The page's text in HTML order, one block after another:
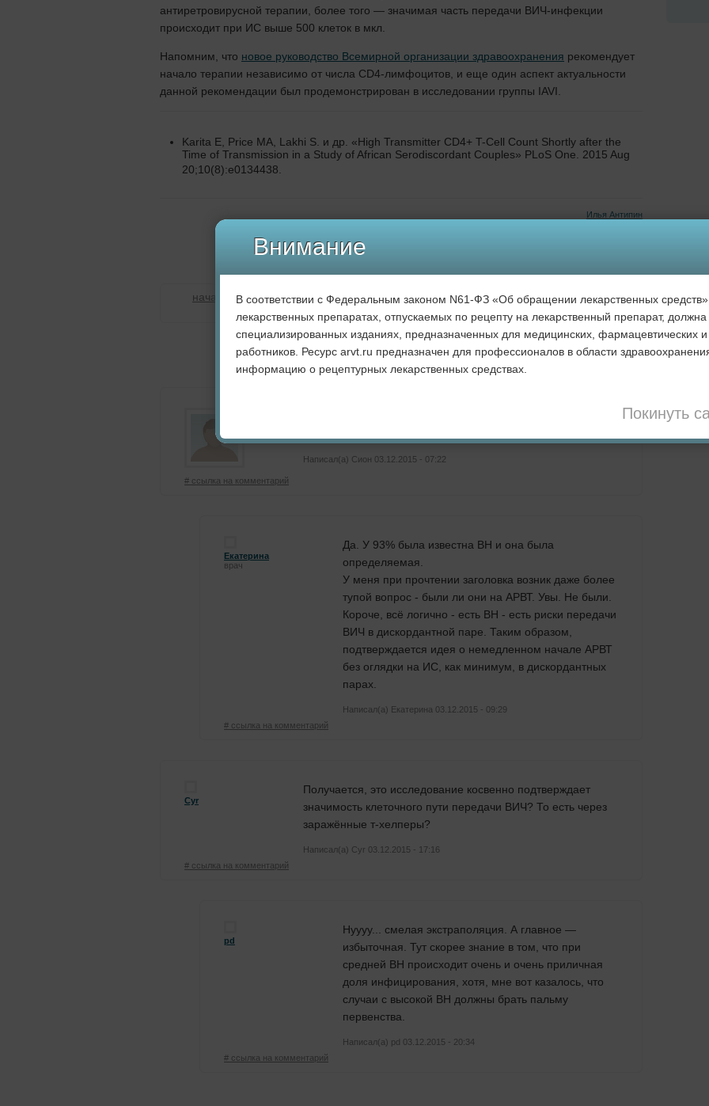
антиретровирусной терапии, более того — значимая часть передачи ВИЧ-инфекции
происходит при ИС выше 500 клеток в мкл.
Напомним, что новое руководство Всемирной организации здравоохранения рекомендует
начало терапии независимо от числа CD4-лимфоцитов, и еще один аспект актуальности
данной рекомендации был продемонстрирован в исследовании группы IAVI.
Karita E, Price MA, Lakhi S. и др. «High Transmitter CD4+ T-Cell Count Shortly after the
Time of Transmission in a Study of African Serodiscordant Couples» PLoS One. 2015 Aug
20;10(8):e0134438.
Илья Антипин
29 Ноябрь, 2015 в 11:55
начало терапии
Комментировать ↓
Написал(а) Сион 03.12.2015 - 07:22
# ссылка на комментарий
Екатерина
врач
Да. У 93% была известна ВН и она была
определяемая.
У меня при прочтении заголовка возник даже более
тупой вопрос - были ли они на АРВТ. Увы. Не были.
Короче, всё логично - есть ВН - есть риски передачи
ВИЧ в дискордантной паре. Таким образом,
подтверждается идея о немедленном начале АРВТ
без оглядки на ИС, как минимум, в дискордантных
парах.
Написал(а) Екатерина 03.12.2015 - 09:29
# ссылка на комментарий
Cyr
Получается, это исследование косвенно подтверждает
значимость клеточного пути передачи ВИЧ? То есть через
заражённые т-хелперы?
Написал(а) Cyr 03.12.2015 - 17:16
# ссылка на комментарий
pd
Нуууу... смелая экстраполяция. А главное —
избыточная. Тут скорее знание в том, что при
средней ВН происходит очень и очень приличная
доля инфицирования, хотя, мне вот казалось, что
случаи с высокой ВН должны брать пальму
первенства.
Написал(а) pd 03.12.2015 - 20:34
# ссылка на комментарий
В соответствии с Федеральным законом N61-ФЗ «Об обращении лекарственных
лекарственных препаратах, отпускаемых по рецепту на лекарственный препарат, должна
специализированных изданиях, предназначенных для медицинских, фармацевтических
работников. Ресурс arvt.ru предназначен для профессионалов в области
информацию о рецептурных лекарственных средствах.
Покинуть
Внимание